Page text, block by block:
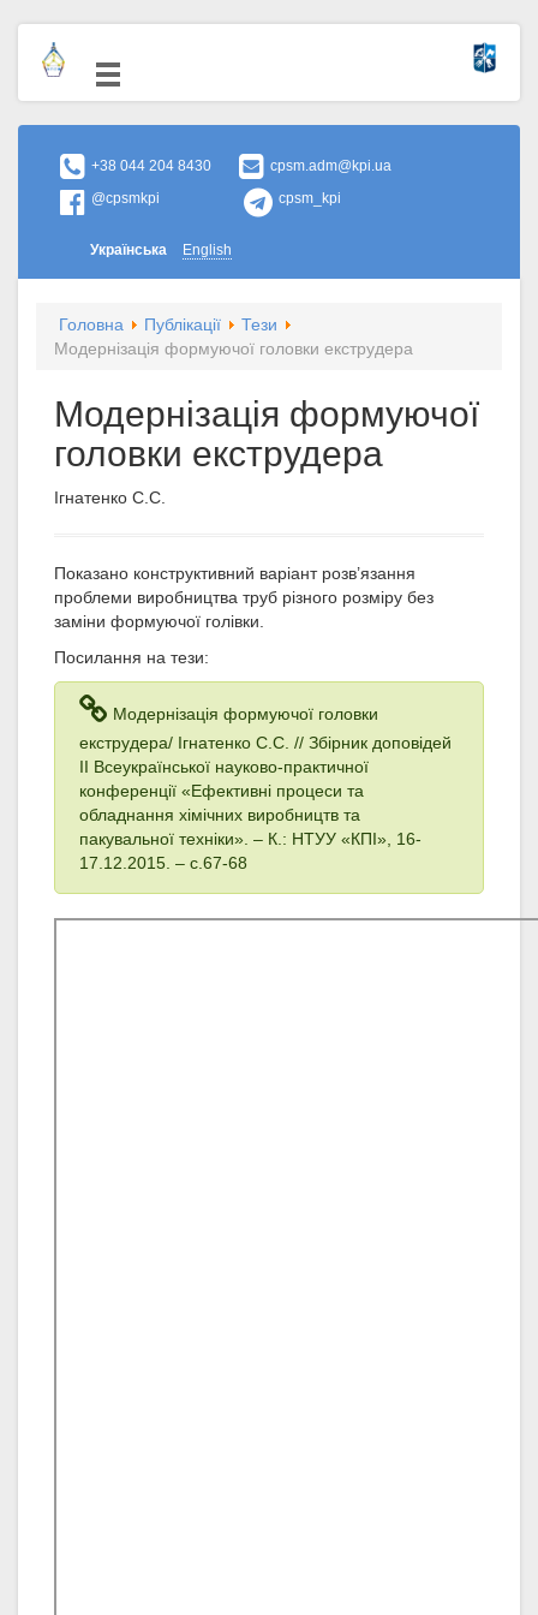
+38 044 204 8430
cpsm.adm@kpi.ua
@cpsmkpi
cpsm_kpi
Українська English
Головна Публікації
Тези
Модернізація формуючої голoвки екструдера
Модернізація формуючої
голoвки екструдера
Ігнатенко С.С.
Показано конструктивний варіант розв’язання
проблеми виробництва труб різного розміру без
заміни формуючої голівки.
Посилання на тези:
Модернізація формуючої голoвки
екструдера/ Ігнатенко С.С. // Збірник доповідей
ІІ Всеукраїнської науково-практичної
конференції «Ефективні процеси та
обладнання хімічних виробництв та
пакувальної техніки». – К.: НТУУ «КПІ», 16-
17.12.2015. – с.67-68